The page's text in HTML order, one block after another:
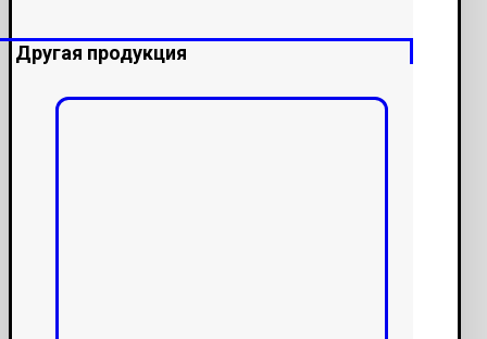
Другая продукция